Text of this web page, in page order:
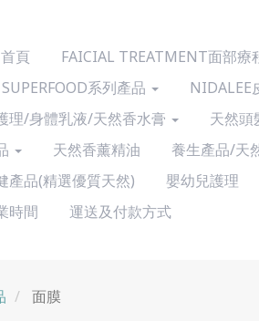
首頁 FAICIAL TREATMENT面部療
系列產品
NIDALEE
理/身體乳液/天然香水膏
天然頭
天然香薰精油 養生產品/天
產品(精選優質天然)
嬰幼兒護理
時間
運送及付款方式
面膜